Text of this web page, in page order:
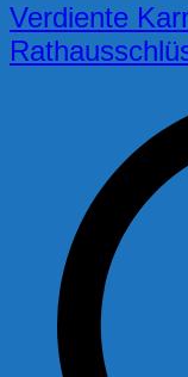
Verdiente